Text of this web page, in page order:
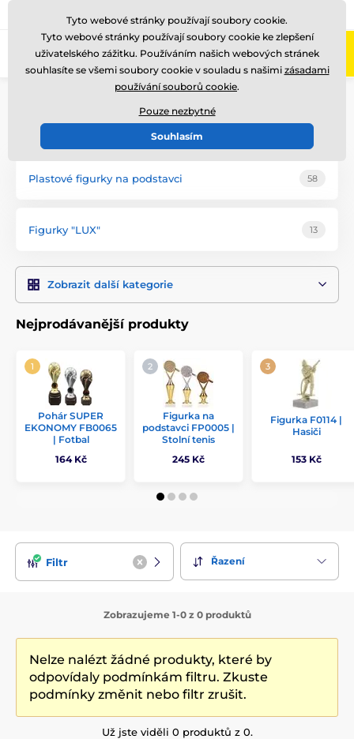
Zavolejte nám (Po-Pá 8-17)
Chovatelství figurky
Plastové figurky na podstavci 58
Figurky "LUX" 13
Zobrazit další kategorie
Nejprodávanější produkty
Pohár SUPER
EKONOMY FB0065
| Fotbal
164 Kč
Figurka na
podstavci FP0005 |
Stolní tenis
245 Kč
Figurka F0114 |
Hasiči
153 Kč
Filtr Řazení
Zobrazujeme 1-0 z 0 produktů
Nelze nalézt žádné produkty, které by
odpovídaly podmínkám filtru. Zkuste
podmínky změnit nebo filtr zrušit.
Už jste viděli 0 produktů z 0.
Tyto webové stránky používají soubory cookie.
Tyto webové stránky používají soubory cookie ke zlepšení
uživatelského zážitku. Používáním našich webových stránek
souhlasíte se všemi soubory cookie v souladu s našimi zásadami
používání souborů cookie.
Pouze nezbytné
Souhlasím